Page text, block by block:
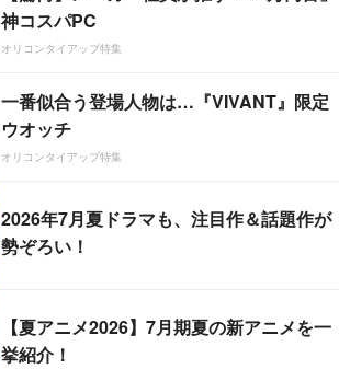
神コスパPC
オリコンタイアップ特集
一番似合う登場人物は…『VIVANT』限定
ウオッチ
オリコンタイアップ特集
2026年7月夏ドラマも、注目作＆話題作が
勢ぞろい！
【夏アニメ2026】7月期夏の新アニメを一
挙紹介！